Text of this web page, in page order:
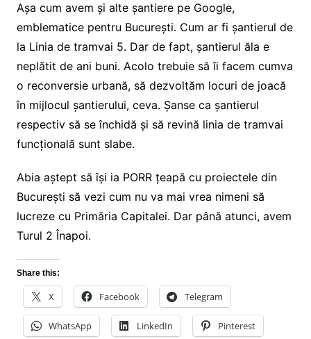
Așa cum avem și alte șantiere pe Google,
emblematice pentru București. Cum ar fi șantierul de
la Linia de tramvai 5. Dar de fapt, șantierul ăla e
neplătit de ani buni. Acolo trebuie să îi facem cumva
o reconversie urbană, să dezvoltăm locuri de joacă
în mijlocul șantierului, ceva. Șanse ca șantierul
respectiv să se închidă și să revină linia de tramvai
funcțională sunt slabe.
Abia aștept să își ia PORR țeapă cu proiectele din
București să vezi cum nu va mai vrea nimeni să
lucreze cu Primăria Capitalei. Dar până atunci, avem
Turul 2 Înapoi.
Share this:
X Facebook Telegram
WhatsApp LinkedIn Pinterest